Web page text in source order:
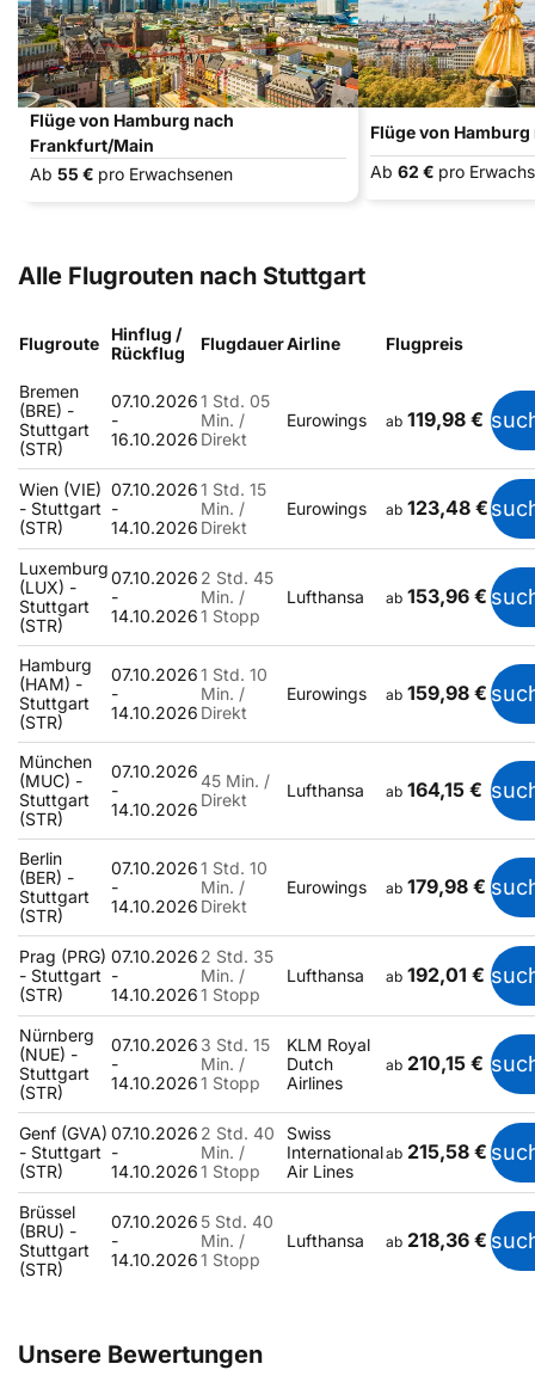
Flüge von Hamburg nach
Frankfurt/Main
Ab 55 € pro Erwachsenen
Flüge von
Ab 62 € pro
Alle Flugrouten nach Stuttgart
Flugroute
Hinflug /
Rückflug
FlugdauerAirline Flugpreis
Bremen
(BRE) -
Stuttgart
(STR)
07.10.2026
-
16.10.2026
1 Std. 05
Min. /
Direkt
Eurowings ab 119,98 €
Wien (VIE)
- Stuttgart
(STR)
07.10.2026
-
14.10.2026
1 Std. 15
Min. /
Direkt
Eurowings ab 123,48 €
Luxemburg
(LUX) -
Stuttgart
(STR)
07.10.2026
-
14.10.2026
2 Std. 45
Min. /
1 Stopp
Lufthansa ab 153,96 €
Hamburg
(HAM) -
Stuttgart
(STR)
07.10.2026
-
14.10.2026
1 Std. 10
Min. /
Direkt
Eurowings ab 159,98 €
München
(MUC) -
Stuttgart
(STR)
07.10.2026
-
14.10.2026
45 Min. /
Direkt
Lufthansa ab 164,15 €
Berlin
(BER) -
Stuttgart
(STR)
07.10.2026
-
14.10.2026
1 Std. 10
Min. /
Direkt
Eurowings ab 179,98 €
Prag (PRG)
- Stuttgart
(STR)
07.10.2026
-
14.10.2026
2 Std. 35
Min. /
1 Stopp
Lufthansa ab 192,01 €
Nürnberg
(NUE) -
Stuttgart
(STR)
07.10.2026
-
14.10.2026
3 Std. 15
Min. /
1 Stopp
KLM Royal
Dutch
Airlines
ab 210,15 €
Genf (GVA)
- Stuttgart
(STR)
07.10.2026
-
14.10.2026
2 Std. 40
Min. /
1 Stopp
Swiss
International
Air Lines
ab 215,58 €
Brüssel
(BRU) -
Stuttgart
(STR)
07.10.2026
-
14.10.2026
5 Std. 40
Min. /
1 Stopp
Lufthansa ab 218,36 €
Unsere Bewertungen